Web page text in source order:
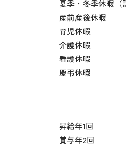
夏季・冬季休暇（
産前産後休暇
育児休暇
介護休暇
看護休暇
慶弔休暇
昇給年1回
賞与年2回